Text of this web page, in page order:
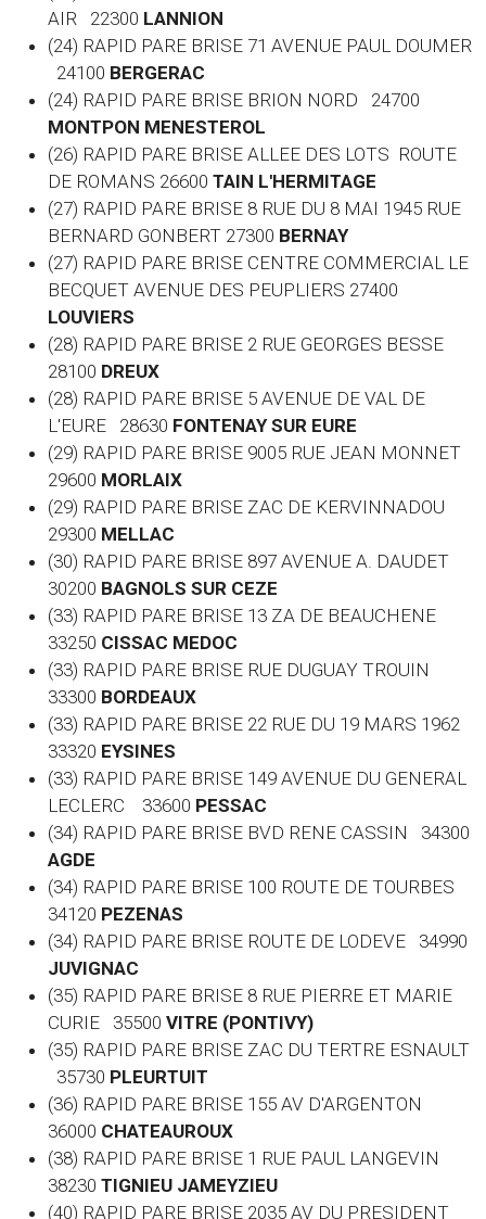
AIR 22300 LANNION
(24) RAPID PARE BRISE 71 AVENUE PAUL DOUMER
24100 BERGERAC
(24) RAPID PARE BRISE BRION NORD 24700
MONTPON MENESTEROL
(26) RAPID PARE BRISE ALLEE DES LOTS ROUTE
DE ROMANS 26600 TAIN L'HERMITAGE
(27) RAPID PARE BRISE 8 RUE DU 8 MAI 1945 RUE
BERNARD GONBERT 27300 BERNAY
(27) RAPID PARE BRISE CENTRE COMMERCIAL LE
BECQUET AVENUE DES PEUPLIERS 27400
LOUVIERS
(28) RAPID PARE BRISE 2 RUE GEORGES BESSE
28100 DREUX
(28) RAPID PARE BRISE 5 AVENUE DE VAL DE
L'EURE 28630 FONTENAY SUR EURE
(29) RAPID PARE BRISE 9005 RUE JEAN MONNET
29600 MORLAIX
(29) RAPID PARE BRISE ZAC DE KERVINNADOU
29300 MELLAC
(30) RAPID PARE BRISE 897 AVENUE A. DAUDET
30200 BAGNOLS SUR CEZE
(33) RAPID PARE BRISE 13 ZA DE BEAUCHENE
33250 CISSAC MEDOC
(33) RAPID PARE BRISE RUE DUGUAY TROUIN
33300 BORDEAUX
(33) RAPID PARE BRISE 22 RUE DU 19 MARS 1962
33320 EYSINES
(33) RAPID PARE BRISE 149 AVENUE DU GENERAL
LECLERC 33600 PESSAC
(34) RAPID PARE BRISE BVD RENE CASSIN 34300
AGDE
(34) RAPID PARE BRISE 100 ROUTE DE TOURBES
34120 PEZENAS
(34) RAPID PARE BRISE ROUTE DE LODEVE 34990
JUVIGNAC
(35) RAPID PARE BRISE 8 RUE PIERRE ET MARIE
CURIE 35500 VITRE (PONTIVY)
(35) RAPID PARE BRISE ZAC DU TERTRE ESNAULT
35730 PLEURTUIT
(36) RAPID PARE BRISE 155 AV D'ARGENTON
36000 CHATEAUROUX
(38) RAPID PARE BRISE 1 RUE PAUL LANGEVIN
38230 TIGNIEU JAMEYZIEU
(40) RAPID PARE BRISE 2035 AV DU PRESIDENT